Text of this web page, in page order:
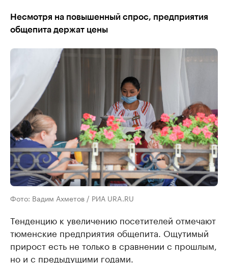
Несмотря на повышенный спрос, предприятия
общепита держат цены
Фото: Вадим Ахметов / РИА URA.RU
Тенденцию к увеличению посетителей отмечают
тюменские предприятия общепита. Ощутимый
прирост есть не только в сравнении с прошлым,
но и с предыдущими годами.